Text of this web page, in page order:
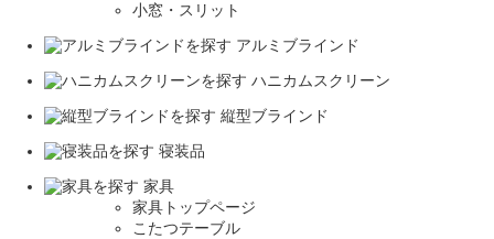
小窓・スリット
アルミブラインド
ハニカムスクリーン
縦型ブラインド
寝装品
家具
家具トップページ
こたつテーブル